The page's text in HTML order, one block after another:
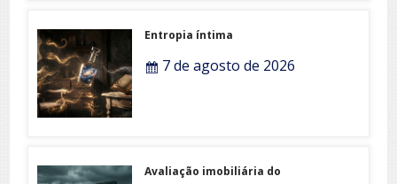
Entropia íntima
7 de agosto de 2026
Avaliação imobiliária do